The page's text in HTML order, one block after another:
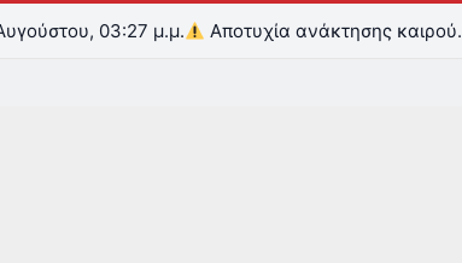
03:27 μ.μ. Αποτυχία ανάκτησης καιρού.